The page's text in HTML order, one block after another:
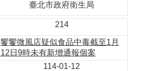
臺北市政府衛生局
214
饗饗微風店疑似食品中毒截至1月
12日9時未有新增通報個案
114-01-12